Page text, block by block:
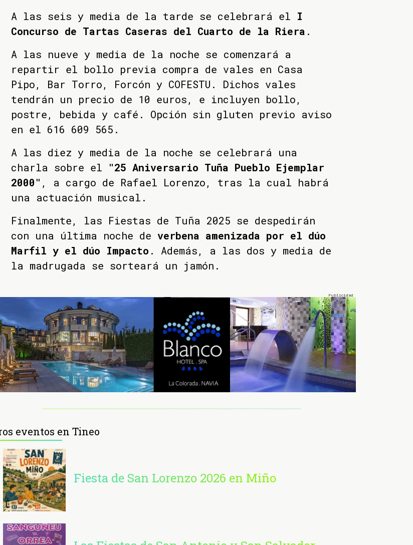
A las seis y media de la tarde se celebrará el I
Concurso de Tartas Caseras del Cuarto de la Riera .
A las nueve y media de la noche se comenzará a
repartir el bollo previa compra de vales en Casa
Pipo, Bar Torro, Forcón y COFESTU. Dichos vales
tendrán un precio de 10 euros, e incluyen bollo,
postre, bebida y café. Opción sin gluten previo aviso
en el 616 609 565.
A las diez y media de la noche se celebrará una
charla sobre el "25 Aniversario Tuña Pueblo Ejemplar
2000" , a cargo de Rafael Lorenzo, tras la cual habrá
una actuación musical.
Finalmente, las Fiestas de Tuña 2025 se despedirán
con una última noche de verbena amenizada por el dúo
Marfil y el dúo Impacto . Además, a las dos y media de
la madrugada se sorteará un jamón.
eventos en Tineo
Fiesta de San Lorenzo 2026 en Miño